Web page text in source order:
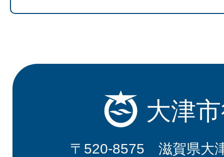
大津
〒520-8575 滋賀県大